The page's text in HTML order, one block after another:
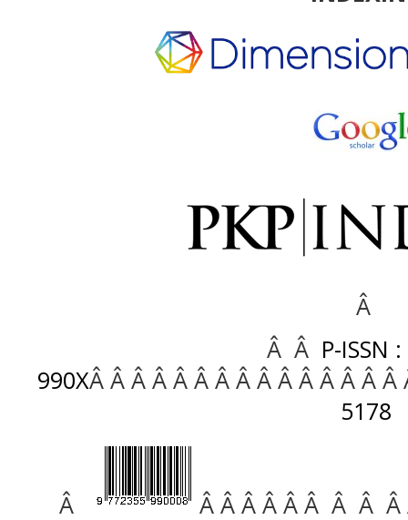
Â
Â Â P-ISSN
990XÂ Â Â Â Â Â Â Â Â Â Â Â Â Â
5178
Â
Â Â Â Â Â Â Â Â